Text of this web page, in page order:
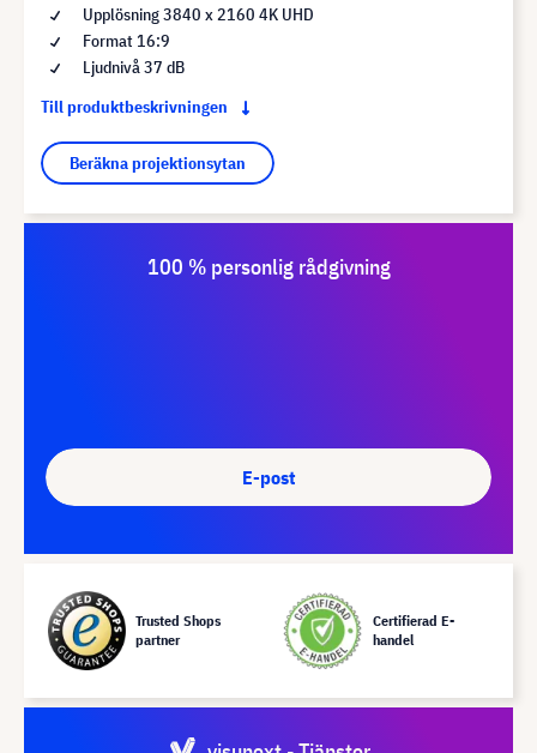
Upplösning 3840 x 2160 4K UHD
Format 16:9
Ljudnivå 37 dB
Till produktbeskrivningen
Beräkna projektionsytan
100 % personlig rådgivning
E-post
Trusted Shops
partner
Certifierad E-
handel